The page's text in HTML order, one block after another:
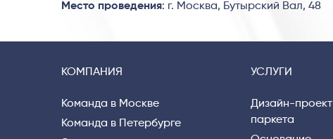
Место проведения: г. Москва, Бутырский Вал, 48
КОМПАНИЯ
Команда в Москве
Команда в Петербурге
УСЛУГИ
Дизайн-проект
паркета